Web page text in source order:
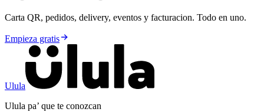
Carta QR, pedidos, delivery, eventos y facturacion. Todo en uno.
Empieza gratis
Ulula
Ulula pa’ que te conozcan